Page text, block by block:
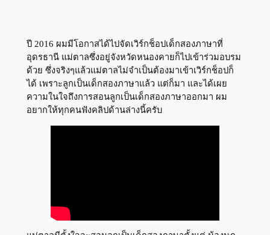
ปี 2016 ผมมีโอกาสได้ไปจัดเวิร์กช็อปเด็กสองภาษาที่
อุดรธานี แม่ตาลซึ่งอยู่จังหวัดหนองคายก็ไปเข้าร่วมอบรม
ด้วย ซึ่งจริงๆแล้วแม่ตาลไม่จำเป็นต้องมาเข้าเวิร์กช็อปก็
ได้ เพราะลูกเป็นเด็กสองภาษาแล้ว แต่ก็มา และได้เผย
ความในใจถึงการสอนลูกเป็นเด็กสองภาษาออกมา ผม
อยากให้ทุกคนฟังคลิปด้านล่างนี้ครับ